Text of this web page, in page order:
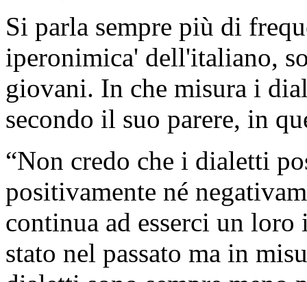
Si parla sempre più di
iperonimica' dell'italiano,
giovani. In che misura i
secondo il suo parere, in
“Non credo che i dialetti
positivamente né
continua ad esserci un
stato nel passato ma in